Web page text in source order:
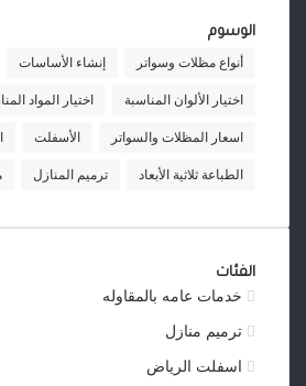
الوسوم
أنواع مظلات وسواتر
إنشاء الأساسات
اختيار الألوان المناسبة اختيار المواد
اسعار المظلات والسواتر الأسفلت
الطباعة ثلاثية الأبعاد ترميم المنازل
الفئات
خدمات عامه بالمقاوله
ترميم منازل
اسفلت الرياض